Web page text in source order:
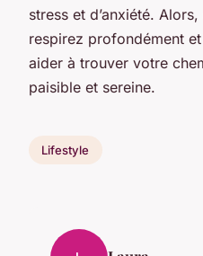
stress et d’anxiété.
respirez profondément
aider à trouver votre
paisible et sereine.
Lifestyle